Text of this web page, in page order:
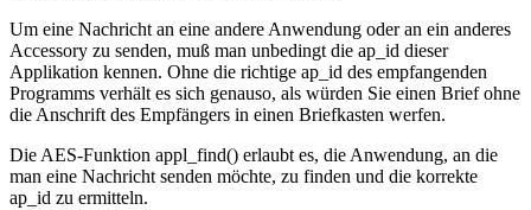
Um eine Nachricht an eine andere Anwendung oder an ein anderes
Accessory zu senden, muß man unbedingt die ap_id dieser
Applikation kennen. Ohne die richtige ap_id des empfangenden
Programms verhält es sich genauso, als würden Sie einen Brief ohne
die Anschrift des Empfängers in einen Briefkasten werfen.
Die AES-Funktion appl_find() erlaubt es, die Anwendung, an die
man eine Nachricht senden möchte, zu finden und die korrekte
ap_id zu ermitteln.